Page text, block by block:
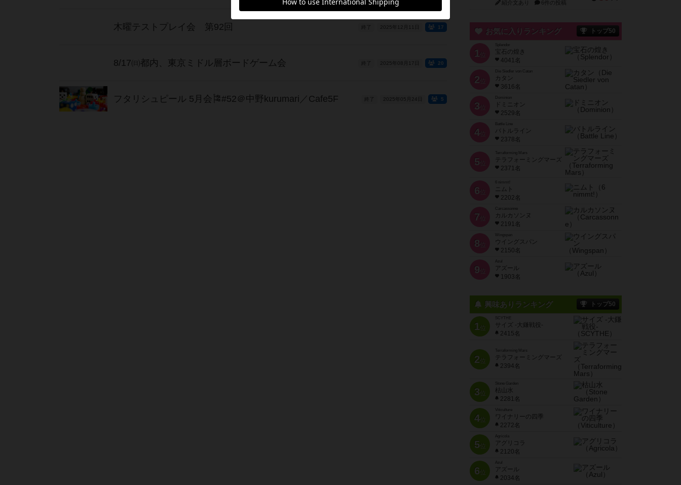
木曜テストプレイ会 第92回 終了 2025年12月11日 17
8/17㈰都内、東京ミドル層ボードゲーム会 終了 2025年08月17日 20
フタリシュピール 5月会🎏#52＠中野kurumari／Cafe5F 終了 2025年05月24日 5
紹介文あり 6件の投稿
お気に入りランキング トップ50
1 位
宝石の煌き
4041名
2 位
Die Siedler von Catan
カタン
3616名
3 位
ドミニオン
2529名
4位
Battle Line
バトルライン
2378名
5 位
Terraforming Mars
テラフォーミングマーズ
2371名
6 位
ニムト
2202名
7 位
Carcassonne
カルカソンヌ
2191名
8 位
Wingspan
ウイングスパン
2150名
9 位
Azul
アズール
1903名
興味ありランキング トップ50
1位
SCYTHE
サイズ -大鎌戦役-
2415名
2位
Terraforming Mars
テラフォーミングマーズ
2394名
3位
Stone Garden
枯山水
2281名
4位
Viticulture
ワイナリーの四季
2272名
5位
Agricola
アグリコラ
2120名
6位
Azul
アズール
2034名